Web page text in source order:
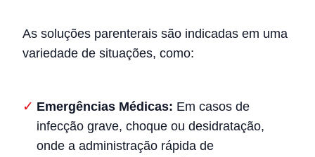
As soluções parenterais são indicadas em uma
variedade de situações, como:
Emergências Médicas: Em casos de
infecção grave, choque ou desidratação,
onde a administração rápida de